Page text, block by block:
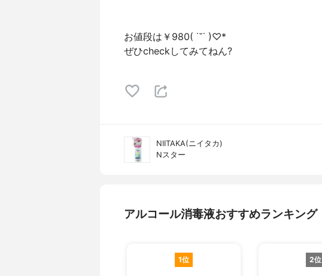
お値段は￥980( ˙˘˙ )♡*
ぜひcheckしてみてねん?
NIITAKA(ニイタカ)
Nスター
アルコール消毒液おすすめランキング
1位 2位